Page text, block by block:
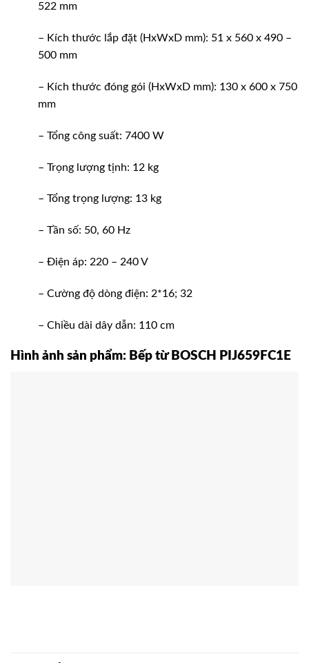
522 mm
– Kích thước lắp đặt (HxWxD mm): 51 x 560 x 490 –
500 mm
– Kích thước đóng gói (HxWxD mm): 130 x 600 x 750
mm
– Tổng công suất: 7400 W
– Trọng lượng tịnh: 12 kg
– Tổng trọng lượng: 13 kg
– Tần số: 50, 60 Hz
– Điện áp: 220 – 240 V
– Cường độ dòng điện: 2*16; 32
– Chiều dài dây dẫn: 110 cm
Hình ảnh sản phẩm: Bếp từ BOSCH PIJ659FC1E